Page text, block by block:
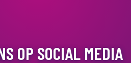
OP SOCIAL MEDIA